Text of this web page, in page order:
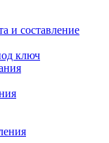
и составление
ключ